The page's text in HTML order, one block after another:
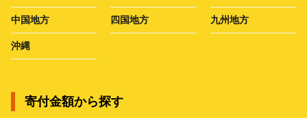
中国地方 四国地方 九州地方
沖縄
寄付金額から探す